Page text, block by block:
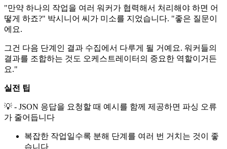
"만약 하나의 작업을 여러 워커가 협력해서 처리해야 하면 어
떻게 하죠?" 박시니어 씨가 미소를 지었습니다. "좋은 질문이
에요.
그건 다음 단계인 결과 수집에서 다루게 될 거예요. 워커들의
결과를 조합하는 것도 오케스트레이터의 중요한 역할이거든
요."
실전 팁
💡 - JSON 응답을 요청할 때 예시를 함께 제공하면 파싱 오류
가 줄어듭니다
복잡한 작업일수록 분해 단계를 여러 번 거치는 것이 좋
습니다